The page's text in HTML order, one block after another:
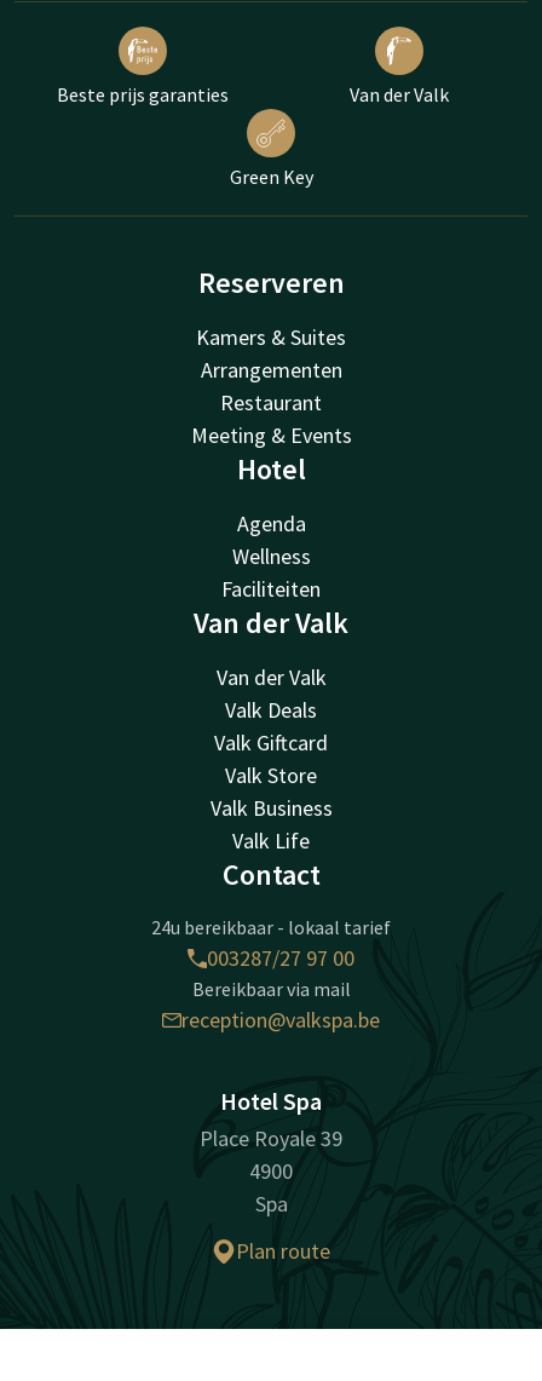
Beste prijs garanties Van der Valk
Green Key
Reserveren
Kamers & Suites
Arrangementen
Restaurant
Meeting & Events
Hotel
Agenda
Wellness
Faciliteiten
Van der Valk
Van der Valk
Valk Deals
Valk Giftcard
Valk Store
Valk Business
Valk Life
Contact
24u bereikbaar - lokaal tarief
003287/27 97 00
Bereikbaar via mail
reception@valkspa.be
Hotel Spa
Place Royale 39
4900
Spa
Plan route